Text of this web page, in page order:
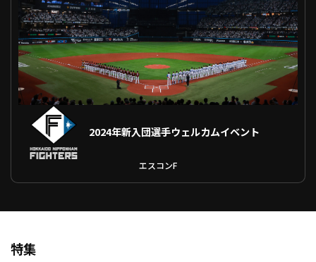
ファーム西地区
交流戦
埼玉西武ライオンズ
千葉ロッテマリーンズ
オリックス・バファローズ
福岡ソフトバンクホークス
設定
2024年新入団選手ウェルカムイベント
エスコンF
特集